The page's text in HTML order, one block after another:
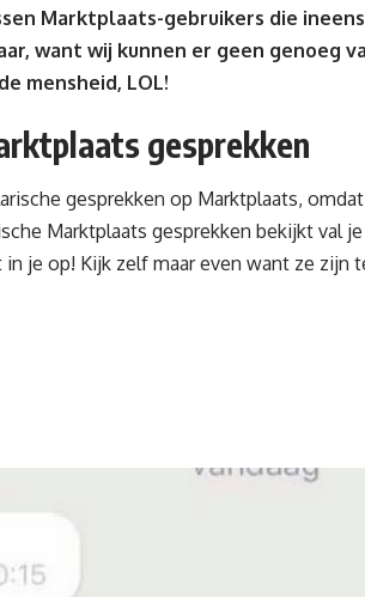
Marktplaats-gebruikers die
want wij kunnen er geen genoeg
mensheid, LOL!
gesprekken
gesprekken op Marktplaats,
Marktplaats gesprekken bekijkt val
je op! Kijk zelf maar even want ze zijn